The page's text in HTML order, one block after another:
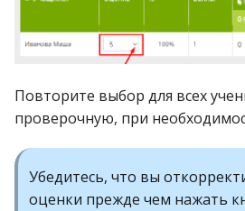
Повторите выбор для всех
проверочную, при
Убедитесь, что вы
оценки прежде чем нажать